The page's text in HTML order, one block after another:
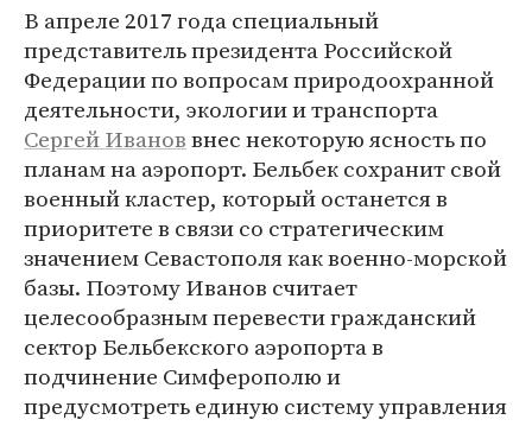
В апреле 2017 года специальный
представитель президента Российской
Федерации по вопросам природоохранной
деятельности, экологии и транспорта
Сергей Ивановвнес некоторую ясность по
планам на аэропорт. Бельбек сохранит свой
военный кластер, который останется в
приоритете в связи со стратегическим
значением Севастополя как военно-морской
базы. Поэтому Иванов считает
целесообразным перевести гражданский
сектор Бельбекского аэропорта в
подчинение Симферополю и
предусмотреть единую систему управления